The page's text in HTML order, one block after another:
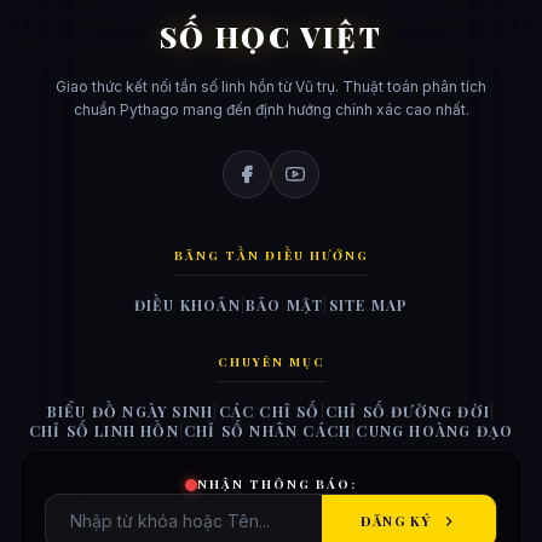
SỐ HỌC VIỆT
Giao thức kết nối tần số linh hồn từ Vũ trụ. Thuật toán phân tích
chuẩn Pythago mang đến định hướng chính xác cao nhất.
BĂNG TẦN ĐIỀU HƯỚNG
ĐIỀU KHOẢN BẢO MẬT SITE MAP
CHUYÊN MỤC
BIỂU ĐỒ NGÀY SINH CÁC CHỈ SỐ CHỈ SỐ ĐƯỜNG ĐỜI
CHỈ SỐ LINH HỒN CHỈ SỐ NHÂN CÁCH CUNG HOÀNG ĐẠO
NHẬN THÔNG BÁO:
ĐĂNG KÝ